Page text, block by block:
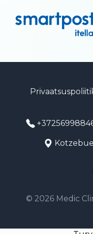
Kotzebue
© 2026 Medic